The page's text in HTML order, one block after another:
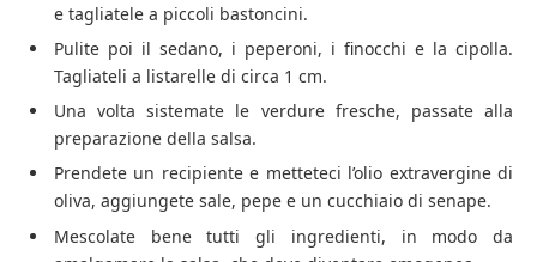
e tagliatele a piccoli bastoncini.
Pulite poi il sedano, i peperoni, i finocchi e la cipolla.
Tagliateli a listarelle di circa 1 cm.
Una volta sistemate le verdure fresche, passate alla
preparazione della salsa.
Prendete un recipiente e metteteci l’olio extravergine di
oliva, aggiungete sale, pepe e un cucchiaio di senape.
Mescolate bene tutti gli ingredienti, in modo da